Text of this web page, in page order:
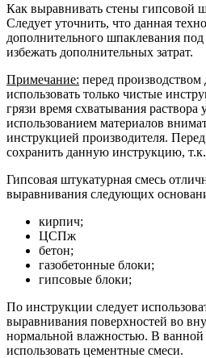
Как выравнивать стены гипсовой
Следует уточнить, что данная
дополнительного шпаклевания
избежать дополнительных затрат.
Примечание: перед
использовать только чистые
грязи время схватывания раствора
использованием материалов
инструкцией производителя.
сохранить данную инструкцию,
Гипсовая штукатурная смесь
выравнивания следующих
кирпич;
ЦСПж
бетон;
газобетонные блоки;
гипсовые блоки;
По инструкции следует
выравнивания поверхностей во
нормальной влажностью. В ванной
использовать цементные смеси.